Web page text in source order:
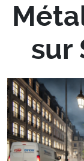
sur